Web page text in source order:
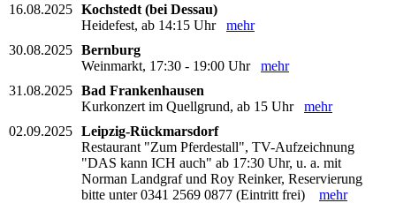
16.08.2025 Kochstedt (bei Dessau)
Heidefest, ab 14:15 Uhr mehr
30.08.2025 Bernburg
Weinmarkt, 17:30 - 19:00 Uhr mehr
31.08.2025 Bad Frankenhausen
Kurkonzert im Quellgrund, ab 15 Uhr mehr
02.09.2025 Leipzig-Rückmarsdorf
Restaurant "Zum Pferdestall", TV-Aufzeichnung
"DAS kann ICH auch" ab 17:30 Uhr, u. a. mit
Norman Landgraf und Roy Reinker, Reservierung
bitte unter 0341 2569 0877 (Eintritt frei) mehr